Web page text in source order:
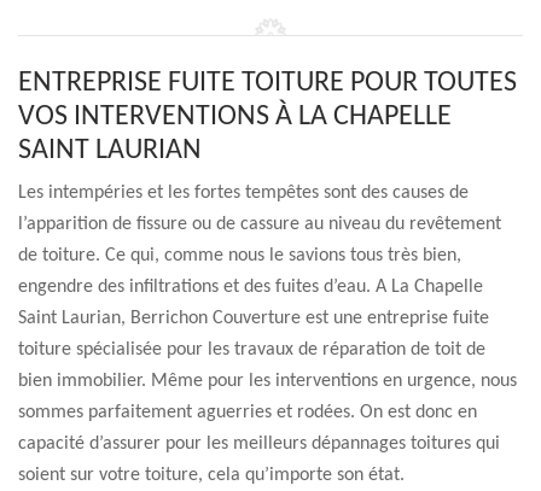
ENTREPRISE FUITE TOITURE POUR TOUTES
VOS INTERVENTIONS À LA CHAPELLE
SAINT LAURIAN
Les intempéries et les fortes tempêtes sont des causes de
l’apparition de fissure ou de cassure au niveau du revêtement
de toiture. Ce qui, comme nous le savions tous très bien,
engendre des infiltrations et des fuites d’eau. A La Chapelle
Saint Laurian, Berrichon Couverture est une entreprise fuite
toiture spécialisée pour les travaux de réparation de toit de
bien immobilier. Même pour les interventions en urgence, nous
sommes parfaitement aguerries et rodées. On est donc en
capacité d’assurer pour les meilleurs dépannages toitures qui
soient sur votre toiture, cela qu’importe son état.